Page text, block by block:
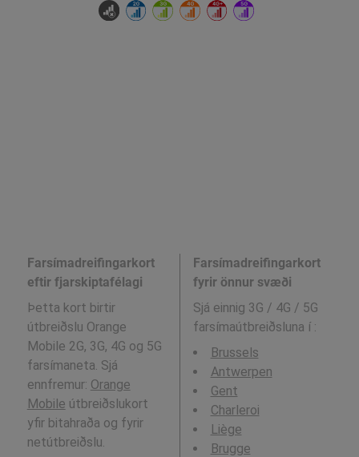
Farsímadreifingarkort
eftir fjarskiptafélagi
Þetta kort birtir
útbreiðslu Orange
Mobile 2G, 3G, 4G og 5G
farsímaneta. Sjá
ennfremur: Orange
Mobile útbreiðslukort
yfir bitahraða og fyrir
netútbreiðslu.
Farsímadreifingarkort
fyrir önnur svæði
Sjá einnig 3G / 4G / 5G
farsímaútbreiðsluna í :
Brussels
Antwerpen
Gent
Charleroi
Liège
Brugge